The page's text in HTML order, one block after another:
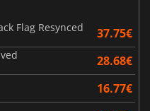
Flag Resynced
37.75€
28.68€
16.77€